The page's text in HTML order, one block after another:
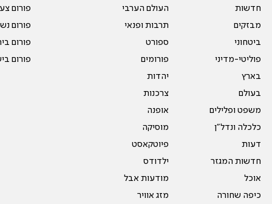
חדשות
מבזקים
ביטחוני
פוליטי-מדיני
בארץ
בעולם
משפט ופלילים
כלכלה ונדל"ן
דעות
חדשות המגזר
אוכל
כיפה שחורה
העולם הערבי
תרבות ופנאי
ספורט
פורומים
יהדות
צרכנות
אופנה
מוסיקה
פיוטקאסט
ילדודס
מודעות אבל
מזג אוויר
פורום
פורום
פורום
פורום